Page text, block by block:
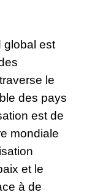
global est
le
des pays
est de
mondiale
et le
à de